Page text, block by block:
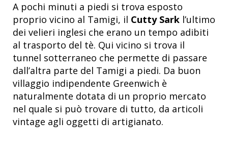
A pochi minuti a piedi si trova esposto
proprio vicino al Tamigi, il Cutty Sark l’ultimo
dei velieri inglesi che erano un tempo adibiti
al trasporto del tè. Qui vicino si trova il
tunnel sotterraneo che permette di passare
dall’altra parte del Tamigi a piedi. Da buon
villaggio indipendente Greenwich è
naturalmente dotata di un proprio mercato
nel quale si può trovare di tutto, da articoli
vintage agli oggetti di artigianato.